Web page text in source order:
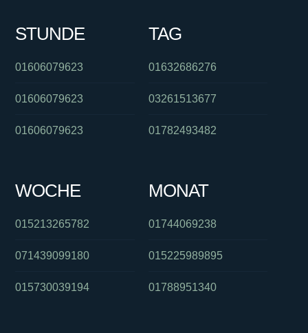
STUNDE
01606079623
01606079623
01606079623
TAG
01632686276
03261513677
01782493482
WOCHE
015213265782
071439099180
015730039194
MONAT
01744069238
015225989895
01788951340